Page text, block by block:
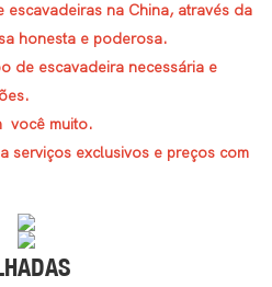
escavadeiras na China, através da
honesta e poderosa.
de escavadeira necessária e
você muito.
serviços exclusivos e preços com